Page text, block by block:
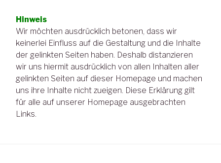
Hinweis
Wir möchten ausdrücklich betonen, dass wir
keinerlei Einfluss auf die Gestaltung und die Inhalte
der gelinkten Seiten haben. Deshalb distanzieren
wir uns hiermit ausdrücklich von allen Inhalten aller
gelinkten Seiten auf dieser Homepage und machen
uns ihre Inhalte nicht zueigen. Diese Erklärung gilt
für alle auf unserer Homepage ausgebrachten
Links.